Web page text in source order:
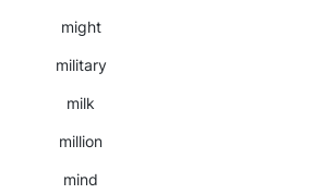
might
military
milk
million
mind